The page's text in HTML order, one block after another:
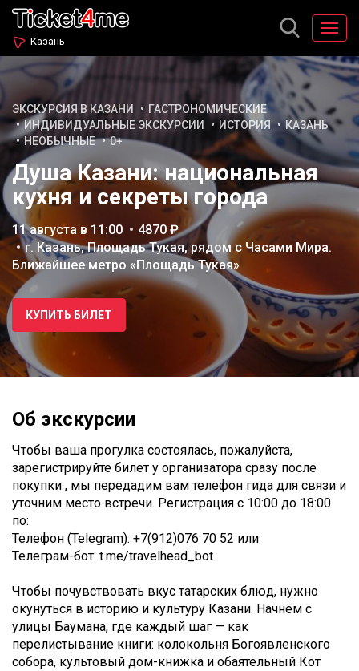
Казань
ЭКСКУРСИЯ В КАЗАНИ
ГАСТРОНОМИЧЕСКИЕ
ИНДИВИДУАЛЬНЫЕ ЭКСКУРСИИ
ИСТОРИЯ
КАЗАНЬ
НЕОБЫЧНЫЕ
0+
Душа Казани: национальная
кухня и секреты города
11 августа в 11:00
4870 ₽
г. Казань, Площадь Тукая, рядом с Часами Мира.
Ближайшее метро «Площадь Тукая»
КУПИТЬ БИЛЕТ
Об экскурсии
Чтобы ваша прогулка состоялась, пожалуйста,
зарегистрируйте билет у организатора сразу после
покупки , мы передадим вам телефон гида для связи и
уточним место встречи. Регистрация с 10:00 до 18:00
по:
Телефон (Telegram): +7(912)076 70 52 или
Телеграм-бот: t.me/travelhead_bot
Чтобы почувствовать вкус татарских блюд, нужно
окунуться в историю и культуру Казани. Начнём с
улицы Баумана, где каждый шаг — как
перелистывание книги: колокольня Богоявленского
собора, культовый дом-книжка и обаятельный Кот